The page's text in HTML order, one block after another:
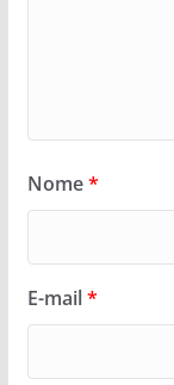
Nome*
E-mail*